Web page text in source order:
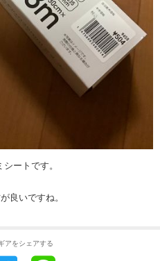
ートです。
良いですね。
アをシェアする